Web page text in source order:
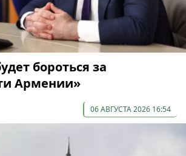
бороться за
Армении»
06 АВГУСТА 2026 16:54